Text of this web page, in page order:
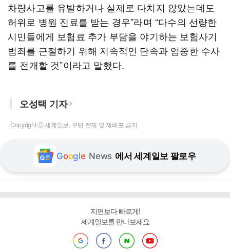
차량사고를 유발하거나 실제로 다치지 않았는데도
허위로 병원 진료를 받는 경우”라며 “다수의 선량한
시민들에게 보험료 추가 부담을 야기하는 보험사기
범죄를 근절하기 위해 지속적인 단속과 엄중한 수사
를 전개할 것”이라고 말했다.
오성택 기자
Copyright ⓒ 세계일보. 무단 전재 및 재배포 금지
Google News 에서 세계일보 팔로우
지면보다 빠르게!
세계일보를 만나보세요